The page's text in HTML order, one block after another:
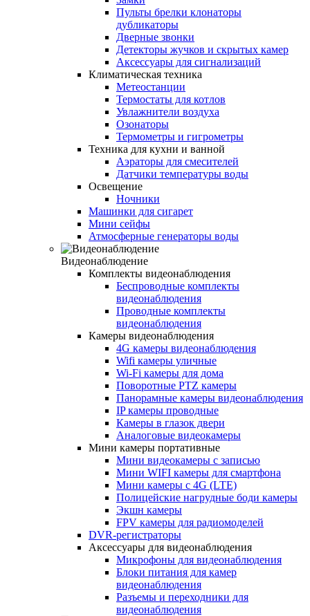
Пульты брелки клонаторы
дубликаторы
Дверные звонки
Детекторы жучков и скрытых камер
Аксессуары для сигнализаций
Климатическая техника
Метеостанции
Термостаты для котлов
Увлажнители воздуха
Озонаторы
Термометры и гигрометры
Техника для кухни и ванной
Аэраторы для смесителей
Датчики температуры воды
Освещение
Ночники
Машинки для сигарет
Мини сейфы
Атмосферные генераторы воды
Видеонаблюдение
Комплекты видеонаблюдения
Беспроводные комплекты
видеонаблюдения
Проводные комплекты
видеонаблюдения
Камеры видеонаблюдения
4G камеры видеонаблюдения
Wifi камеры уличные
Wi-Fi камеры для дома
Поворотные PTZ камеры
Панорамные камеры видеонаблюдения
IP камеры проводные
Камеры в глазок двери
Аналоговые видеокамеры
Мини камеры портативные
Мини видеокамеры с записью
Мини WIFI камеры для смартфона
Мини камеры с 4G (LTE)
Полицейские нагрудные боди камеры
Экшн камеры
FPV камеры для радиомоделей
DVR-регистраторы
Аксессуары для видеонаблюдения
Микрофоны для видеонаблюдения
Блоки питания для камер
видеонаблюдения
Разъемы и переходники для
видеонаблюдения